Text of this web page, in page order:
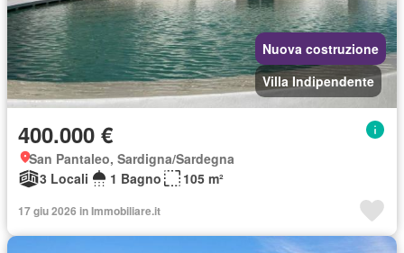
Nuova costruzione
Villa Indipendente
400.000 €
San Pantaleo, Sardigna/Sardegna
3 Locali
1 Bagno 105 m²
17 giu 2026 in Immobiliare.it